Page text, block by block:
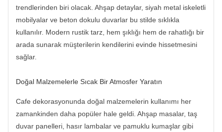
trendlerinden biri olacak. Ahşap detaylar, siyah metal iskeletli
mobilyalar ve beton dokulu duvarlar bu stilde sıklıkla
kullanılır. Modern rustik tarz, hem şıklığı hem de rahatlığı bir
arada sunarak müşterilerin kendilerini evinde hissetmesini
sağlar.
Doğal Malzemelerle Sıcak Bir Atmosfer Yaratın
Cafe dekorasyonunda doğal malzemelerin kullanımı her
zamankinden daha popüler hale geldi. Ahşap masalar, taş
duvar panelleri, hasır lambalar ve pamuklu kumaşlar gibi